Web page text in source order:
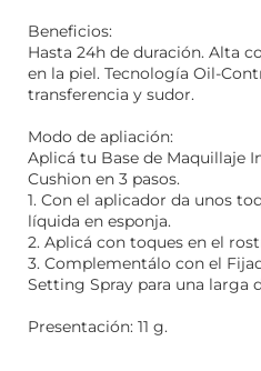
Beneficios:
Hasta 24h de duración. Alta
en la piel. Tecnología Oil-
transferencia y sudor.
Modo de apliación:
Aplicá tu Base de Maquillaje
Cushion en 3 pasos.
1. Con el aplicador da unos
líquida en esponja.
2. Aplicá con toques en el
3. Complementálo con el
Setting Spray para una larga
Presentación: 11 g.